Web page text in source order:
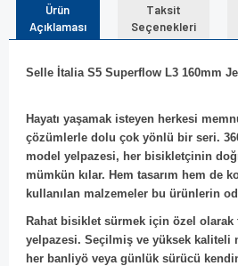
Ürün
Açıklaması
Taksit
Seçenekleri
Selle İtalia S5 Superflow L3 160mm
Hayatı yaşamak isteyen herkesi
çözümlerle dolu çok yönlü bir seri.
model yelpazesi, her bisikletçinin
mümkün kılar. Hem tasarım hem de
kullanılan malzemeler bu ürünlerin
Rahat bisiklet sürmek için özel olarak
yelpazesi. Seçilmiş ve yüksek kaliteli
her banliyö veya günlük sürücü